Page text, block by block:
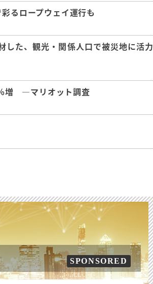
るロープウェイ運行も
した、観光・関係人口で被災地に活力
増 ―マリオット調査
SPONSORED